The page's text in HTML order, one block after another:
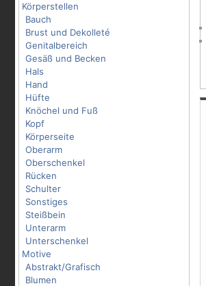
Körperstellen
Bauch
Brust und Dekolleté
Genitalbereich
Gesäß und Becken
Hals
Hand
Hüfte
Knöchel und Fuß
Kopf
Körperseite
Oberarm
Oberschenkel
Rücken
Schulter
Sonstiges
Steißbein
Unterarm
Unterschenkel
Motive
Abstrakt/Grafisch
Blumen